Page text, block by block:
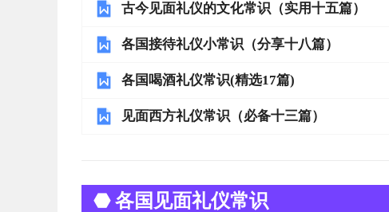
古今见面礼仪的文化常识（实用十五篇）
各国接待礼仪小常识（分享十八篇）
各国喝酒礼仪常识(精选17篇)
见面西方礼仪常识（必备十三篇）
⬣ 各国见面礼仪常识